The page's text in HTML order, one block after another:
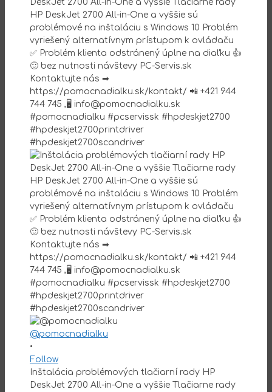
@pomocnadialku
•
Follow
Inštalácia problémových tlačiarní rady HP
DeskJet 2700 All-in-One a vyššie Tlačiarne rady